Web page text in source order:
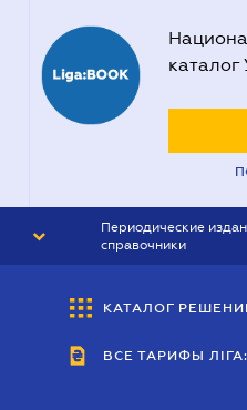
каталог
Периодические
справочники
БУХГАЛТЕР&ЗАКОН
ВЕСТНИК МСФО
КАТАЛОГ
ВСЕ ТАРИФЫ